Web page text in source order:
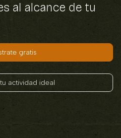
al alcance de tu
gratis
actividad ideal